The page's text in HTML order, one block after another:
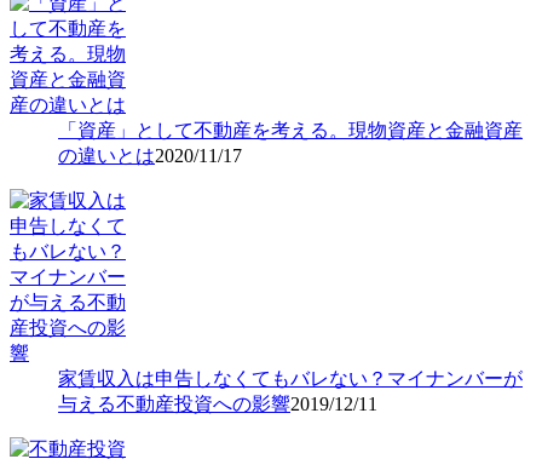
「資産」として不動産を考える。現物資産と金融資産
の違いとは2020/11/17
家賃収入は申告しなくてもバレない？マイナンバーが
与える不動産投資への影響2019/12/11